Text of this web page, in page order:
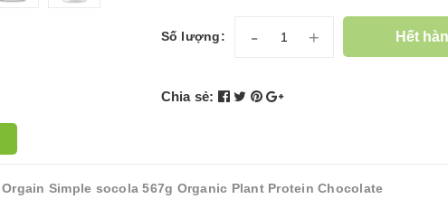
Số lượng: - + Hết
Chia sẻ:
Simple socola 567g Organic Plant Protein Chocolate